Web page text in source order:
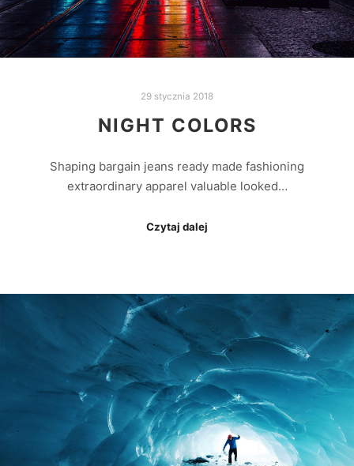
29 stycznia 2018
NIGHT COLORS
Shaping bargain jeans ready made fashioning
extraordinary apparel valuable looked…
Czytaj dalej